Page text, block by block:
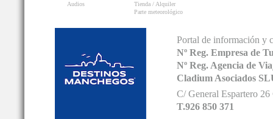
Audios
Tienda / Alquiler
Parte meteorológico
Portal de información y
Nº Reg. Empresa de
Nº Reg. Agencia de
Cladium Asociados
C/ General Espartero
T.926 850 371